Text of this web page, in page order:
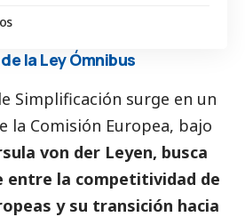
la Ley Ómnibus
Simplificación surge en un
la Comisión Europea, bajo
von der Leyen, busca
entre la competitividad de
y su transición hacia